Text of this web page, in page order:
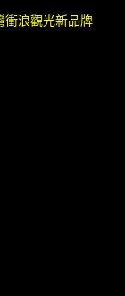
衝浪觀光新品牌